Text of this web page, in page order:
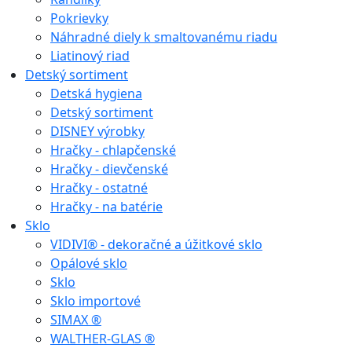
Pokrievky
Náhradné diely k smaltovanému riadu
Liatinový riad
Detský sortiment
Detská hygiena
Detský sortiment
DISNEY výrobky
Hračky - chlapčenské
Hračky - dievčenské
Hračky - ostatné
Hračky - na batérie
Sklo
VIDIVI® - dekoračné a úžitkové sklo
Opálové sklo
Sklo
Sklo importové
SIMAX ®
WALTHER-GLAS ®